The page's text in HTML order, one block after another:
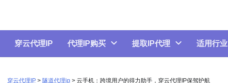
content
穿云代理IP 代理IP购买 提取IP代理 适用行业
穿云代理IP > 隧道代理ip > 云手机：跨境用户的得力助手，穿云代理IP保驾护航